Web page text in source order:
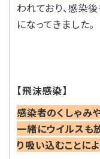
われており、感染
になってきました。
【飛沫感染】
感染者のくしゃみ
一緒にウイルスも
り吸い込むことによ